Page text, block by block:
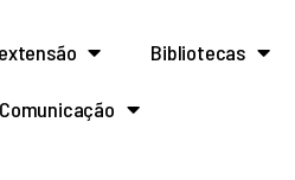
Bibliotecas
Comunicação